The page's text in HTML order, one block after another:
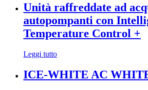
Unità raffreddate ad
autopompanti con
Temperature Control +
Leggi tutto
ICE-WHITE AC